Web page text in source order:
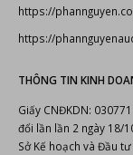
https://
https://
THÔNG TIN KINH
Giấy CNĐKDN:
đổi lần lần 2 ngày 18/
Sở Kế hoạch và Đầu